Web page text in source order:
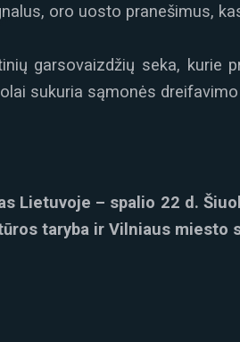
oro uosto pranešimus,
garsovaizdžių seka, kurie
sukuria sąmonės
Lietuvoje – spalio 22 d.
taryba ir Vilniaus miesto